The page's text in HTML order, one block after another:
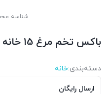
شناسه
باکس تخم مرغ 15 خانه افرا
دسته‌بندی‌:خانه
ارسال رایگان